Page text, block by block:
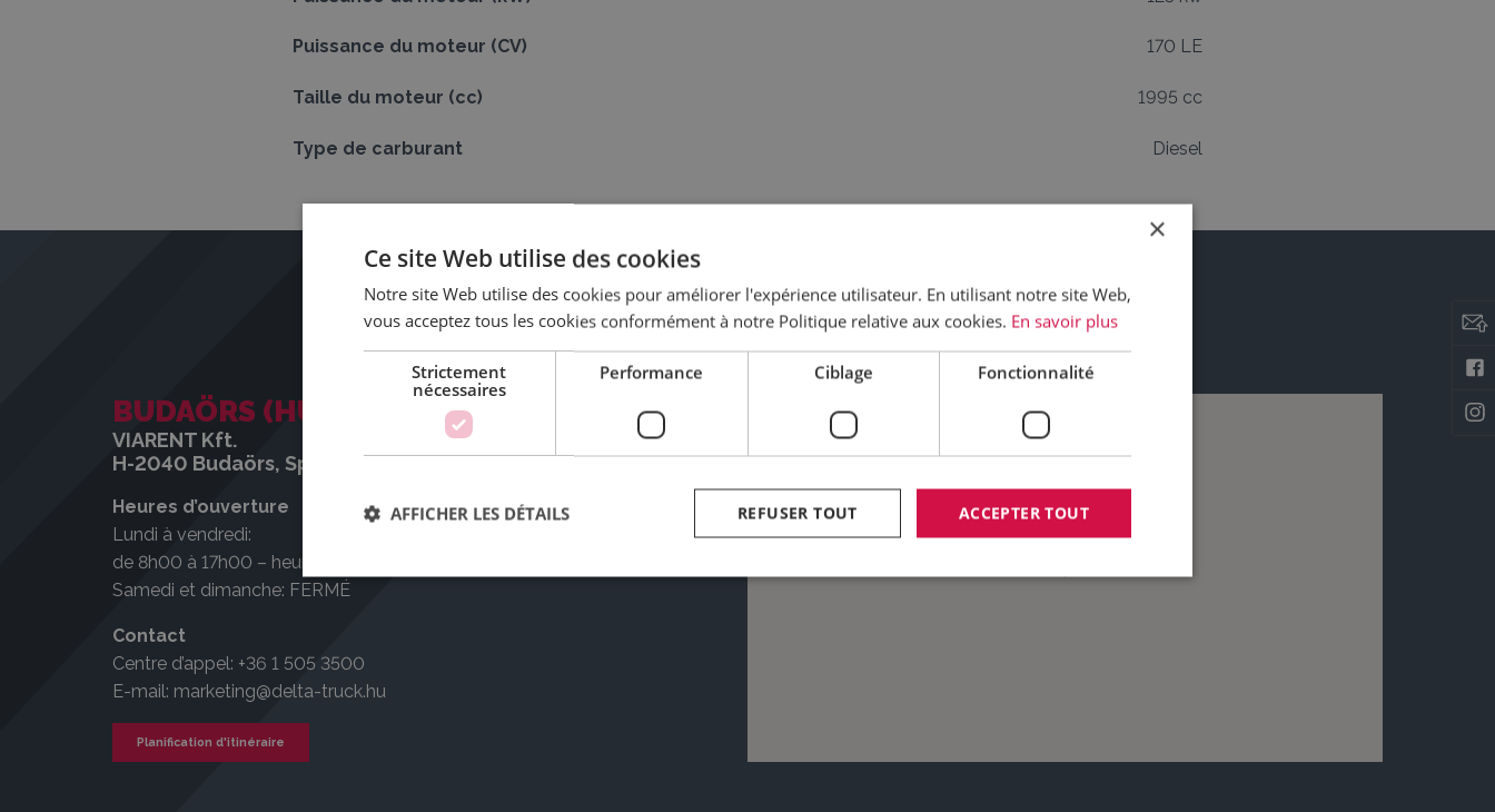
Puissance du moteur (CV) 170 LE
Taille du moteur (cc) 1995 cc
Type de carburant Diesel
DISPONIBLE
BUDAÖRS (HU)
VIARENT Kft.
H-2040 Budaörs, Sport utca 6.
Heures d’ouverture
Lundi à vendredi:
de 8h00 à 17h00 – heures d’ouvertures commerciales
Samedi et dimanche: FERMÉ
Contact
Centre d’appel: +36 1 505 3500
E-mail: marketing@delta-truck.hu
Planification d'itinéraire
×
Ce site Web utilise des cookies
Notre site Web utilise des cookies pour améliorer l'expérience utilisateur. En utilisant notre site Web,
vous acceptez tous les cookies conformément à notre Politique relative aux cookies. En savoir plus
Strictement
nécessaires
Performance Ciblage Fonctionnalité
ACCEPTER TOUT
REFUSER TOUT
AFFICHER LES DÉTAILS